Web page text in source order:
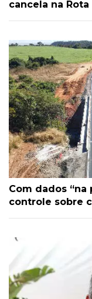
cancela na
Com dados “na
controle sobre